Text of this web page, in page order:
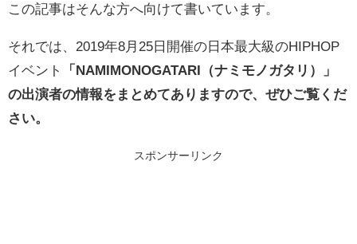
この記事はそんな方へ向けて書いています。
それでは、2019年8月25日開催の日本最大級のHIPHOP
イベント
「NAMIMONOGATARI（ナミモノガタリ）」
の出演者の情報をまとめてありますので、ぜひご覧くだ
さい。
スポンサーリンク